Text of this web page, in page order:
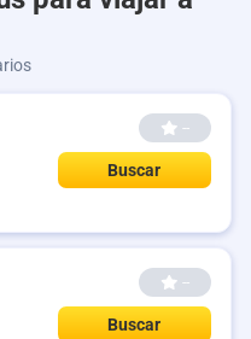
--
Buscar
--
Buscar